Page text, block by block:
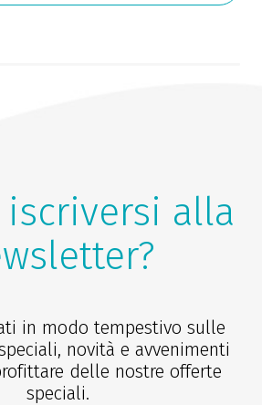
iscriversi alla
in modo tempestivo sulle
novità e avvenimenti
delle nostre offerte
speciali.